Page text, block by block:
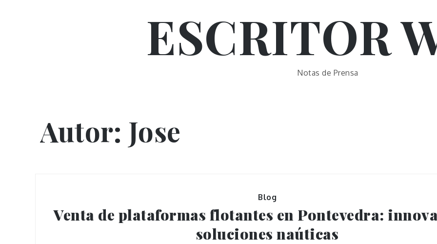
ESCRITOR
Notas de Prensa
Autor: Jose
Blog
Venta de plataformas flotantes en Pontevedra:
soluciones naúticas